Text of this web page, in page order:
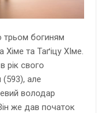
трьом богиням
Хіме та Таґіцу ХІме.
рік свого
але
володар
же дав початок